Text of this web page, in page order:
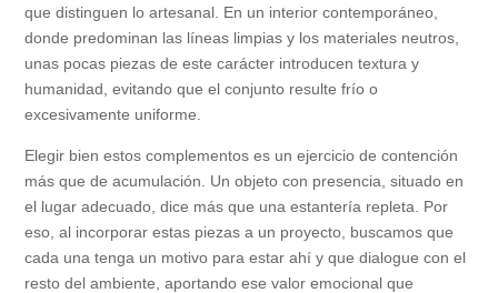
que distinguen lo artesanal. En un interior contemporáneo,
donde predominan las líneas limpias y los materiales neutros,
unas pocas piezas de este carácter introducen textura y
humanidad, evitando que el conjunto resulte frío o
excesivamente uniforme.
Elegir bien estos complementos es un ejercicio de contención
más que de acumulación. Un objeto con presencia, situado en
el lugar adecuado, dice más que una estantería repleta. Por
eso, al incorporar estas piezas a un proyecto, buscamos que
cada una tenga un motivo para estar ahí y que dialogue con el
resto del ambiente, aportando ese valor emocional que